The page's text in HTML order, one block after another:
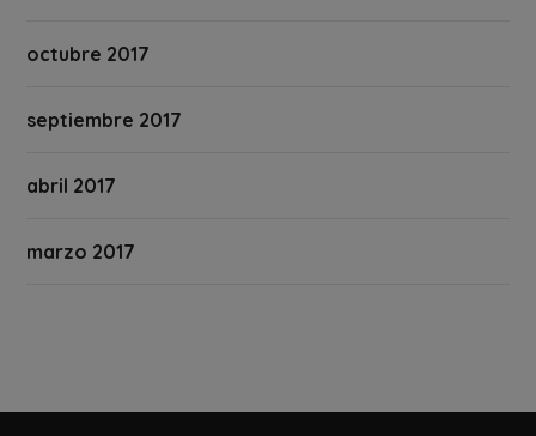
octubre 2017
septiembre 2017
abril 2017
marzo 2017